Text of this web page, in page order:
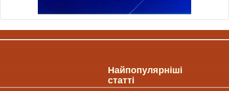
Найпопулярніші
статті